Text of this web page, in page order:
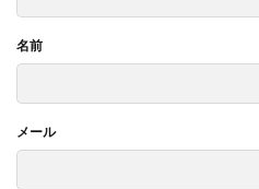
名前
メール